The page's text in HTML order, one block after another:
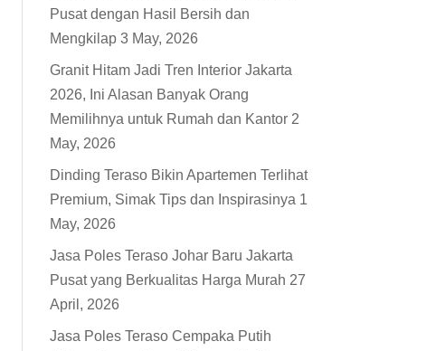
Pusat dengan Hasil Bersih dan
Mengkilap 3 May, 2026
Granit Hitam Jadi Tren Interior Jakarta
2026, Ini Alasan Banyak Orang
Memilihnya untuk Rumah dan Kantor 2
May, 2026
Dinding Teraso Bikin Apartemen Terlihat
Premium, Simak Tips dan Inspirasinya 1
May, 2026
Jasa Poles Teraso Johar Baru Jakarta
Pusat yang Berkualitas Harga Murah 27
April, 2026
Jasa Poles Teraso Cempaka Putih